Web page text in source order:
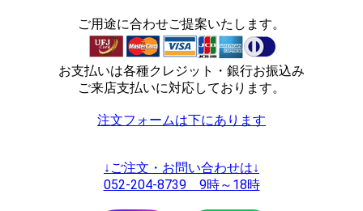
ご用途に合わせご提案いたします。
お支払いは各種クレジット・銀行お振込み
ご来店支払いに対応しております。
注文フォームは下にあります
↓ご注文・お問い合わせは↓
052-204-8739 9時～18時